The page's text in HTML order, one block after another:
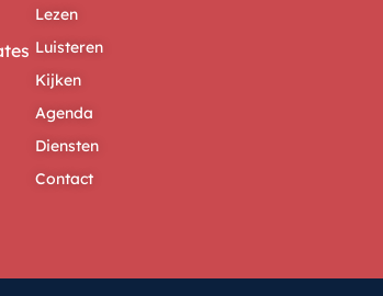
Lezen
Luisteren
Kijken
Agenda
Diensten
Contact